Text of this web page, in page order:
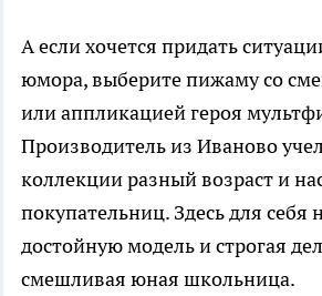
А если хочется придать
юмора, выберите пижаму со
или аппликацией героя
Производитель из Иваново
коллекции разный возраст и
покупательниц. Здесь для себя
достойную модель и строгая
смешливая юная школьница.